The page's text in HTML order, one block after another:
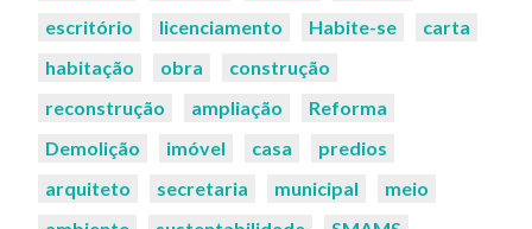
escritório
licenciamento Habite-se
carta
habitação
obra
construção
reconstrução
ampliação
Reforma
Demolição
imóvel casa
predios
arquiteto
secretaria municipal
meio